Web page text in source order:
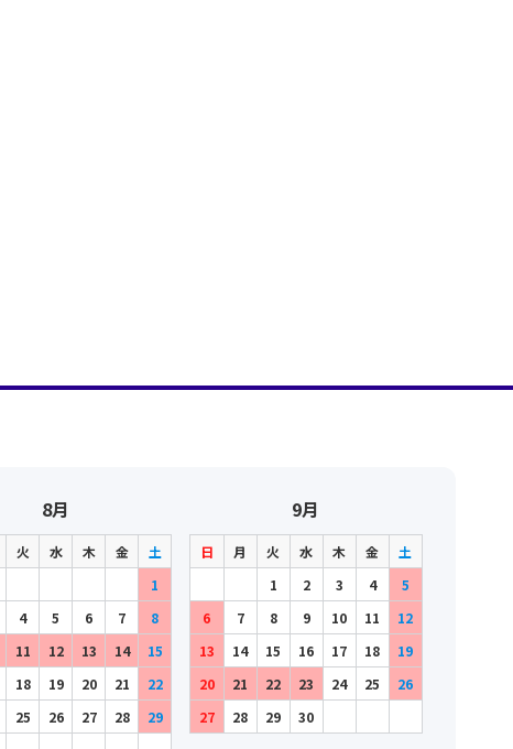
8月
火 水 木 金
土
1
4 5 6 7
8
11 12 13 14
15
18 19 20 21
22
25 26 27 28
29
9月
日 月 火 水 木 金
土
1
2 3 4
5
6
7 8 9 10 11
12
13
14 15 16 17 18
19
20
21 22 23 24 25
26
27
28 29 30